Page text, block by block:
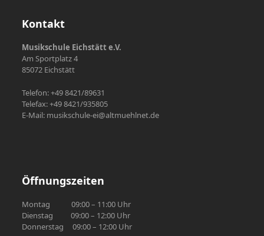
Kontakt
Musikschule Eichstätt e.V.
Am Sportplatz 4
85072 Eichstätt
Telefon: +49 8421/89631
Telefax: +49 8421/935805
E-Mail: musikschule-ei@altmuehlnet.de
Öffnungszeiten
Montag 09:00 – 11:00 Uhr
Dienstag 09:00 – 12:00 Uhr
Donnerstag 09:00 – 12:00 Uhr